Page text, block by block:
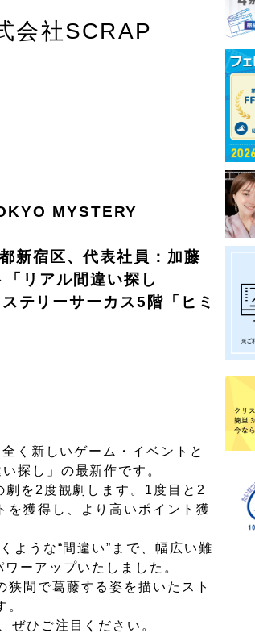
会社SCRAP
MYSTERY
新宿区、代表社員：加藤
リアル間違い探し
テリーサーカス5階「ヒミ
く新しいゲーム・イベントと
探し」の最新作です。
を2度観劇します。1度目と2
を獲得し、より高いポイント獲
ような“間違い”まで、幅広い難
ーアップいたしました。
間で葛藤する姿を描いたスト
ひご注目ください。